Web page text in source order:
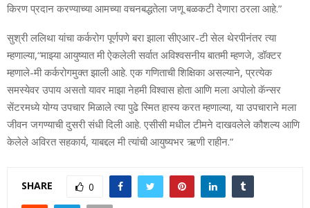
किरण प्रदान करण्याच्या आमच्या वचनबद्धतेला जणू बळकटी देणारा ठरला आहे.”
सुश्री ललिथा यांचा कर्करोग पूर्णपणे बरा झाला सीएआर-टी सेल थेरपीनंतर त्या
म्हणाल्या,“माझ्या आयुष्यात मी ऐकलेली सर्वात अविश्वसनीय बातमी म्हणजे, डॉक्टर
म्हणाले-मी कर्करोगमुक्त झाली आहे. एक गणिताची शिक्षिका असल्याने, प्रत्येक
समस्येवर उपाय असतो यावर माझा नेहमी विश्वास होता आणि मला अपोलो कॅन्सर
सेंटरमध्ये योग्य उपचार मिळाले त्या पुढे स्मित हास्य करत म्हणाल्या, या उपचाराने मला
जीवन जगण्याची दुसरी संधी दिली आहे. एसीसी मधील टीमने दाखवलेले कौशल्य आणि
केलेले अविरत सहकार्य, याबद्दल मी त्यांची आयुष्यभर ऋणी राहीन.”
SHARE 0